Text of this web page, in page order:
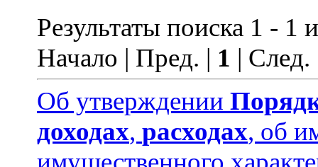
Результаты поиска 1 - 1
Начало | Пред. | 1 |
Об утверждении
доходах, расходах, об